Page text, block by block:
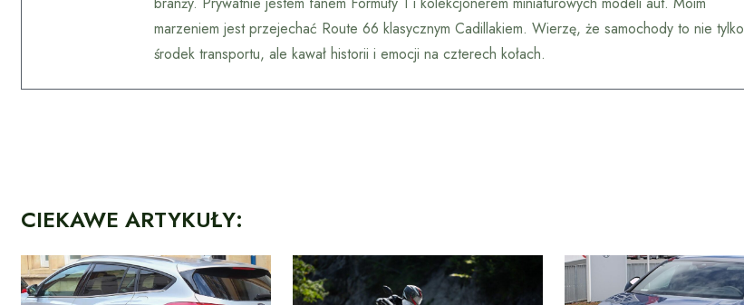
marzeniem jest przejechać Route 66 klasycznym Cadillakiem. Wierzę, że samochody to nie tylko
środek transportu, ale kawał historii i emocji na czterech kołach.
CIEKAWE ARTYKUŁY: